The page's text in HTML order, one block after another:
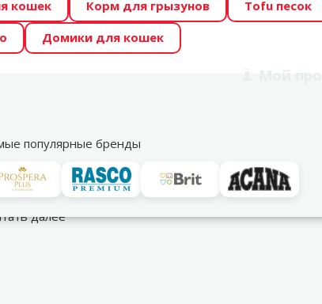
отличные цены на ТОП-овые корма! 🍖
Возможно Твой питомец станет звездой
кошек Корм для грызунов
Tofu песок
Домики для кошек
популярные бренды
Акции
Запасные части и аксессуары
далее